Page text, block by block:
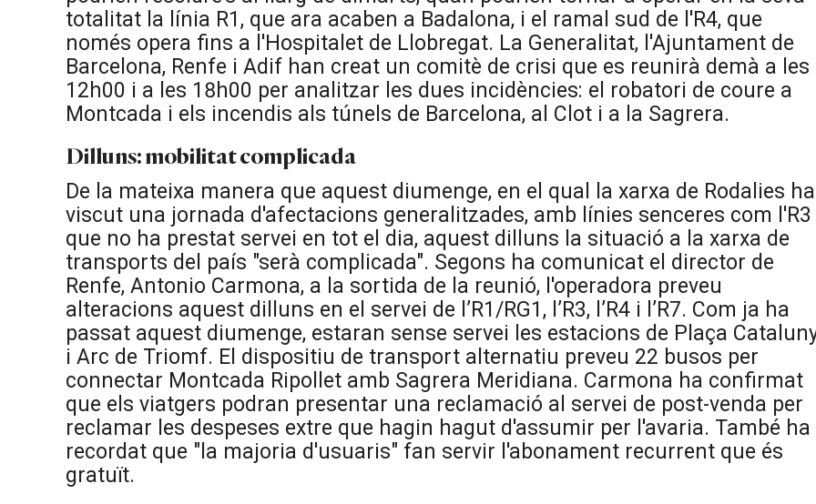
totalitat la línia R1, que ara acaben a Badalona, i el ramal sud de l'R4, que
només opera fins a l'Hospitalet de Llobregat. La Generalitat, l'Ajuntament de
Barcelona, Renfe i Adif han creat un comitè de crisi que es reunirà demà a les
12h00 i a les 18h00 per analitzar les dues incidències: el robatori de coure a
Montcada i els incendis als túnels de Barcelona, al Clot i a la Sagrera.
Dilluns: mobilitat complicada
De la mateixa manera que aquest diumenge, en el qual la xarxa de Rodalies ha
viscut una jornada d'afectacions generalitzades, amb línies senceres com l'R3
que no ha prestat servei en tot el dia, aquest dilluns la situació a la xarxa de
transports del país "serà complicada". Segons ha comunicat el director de
Renfe, Antonio Carmona, a la sortida de la reunió, l'operadora preveu
alteracions aquest dilluns en el servei de l’R1/RG1, l’R3, l’R4 i l’R7. Com ja ha
passat aquest diumenge, estaran sense servei les estacions de Plaça
i Arc de Triomf. El dispositiu de transport alternatiu preveu 22 busos per
connectar Montcada Ripollet amb Sagrera Meridiana. Carmona ha confirmat
que els viatgers podran presentar una reclamació al servei de post-venda per
reclamar les despeses extre que hagin hagut d'assumir per l'avaria. També ha
recordat que "la majoria d'usuaris" fan servir l'abonament recurrent que és
gratuït.